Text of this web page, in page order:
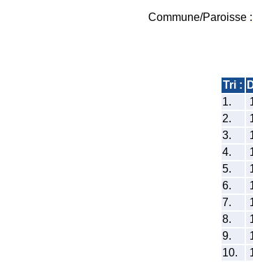
Commune/Paroisse :
Tri :
1.
2.
3.
4.
5.
6.
7.
8.
9.
10.